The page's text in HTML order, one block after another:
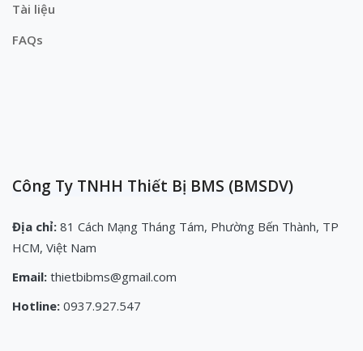
Tài liệu
FAQs
Công Ty TNHH Thiết Bị BMS (BMSDV)
Địa chỉ: 81 Cách Mạng Tháng Tám, Phường Bến Thành, TP
HCM, Việt Nam
Email: thietbibms@gmail.com
Hotline: 0937.927.547